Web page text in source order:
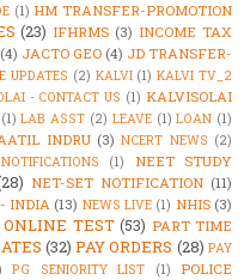
(1) HM TRANSFER-PROMOTION
(23) IFHRMS (3) INCOME TAX
(4) JACTO GEO (4) JD TRANSFER-
UPDATES (2) KALVI (1) KALVI TV_2
- CONTACT US (1) KALVISOLAI
(1) LAB ASST (2) LEAVE (1) LOAN (1)
INDRU (3) NCERT NEWS (2)
(1)
NEET STUDY
NET-SET NOTIFICATION (11)
INDIA (13) NEWS LIVE (1) NHIS (3)
ONLINE TEST (53) PART TIME
(32) PAY ORDERS (28) PAY
PG SENIORITY LIST (1)
POLICE